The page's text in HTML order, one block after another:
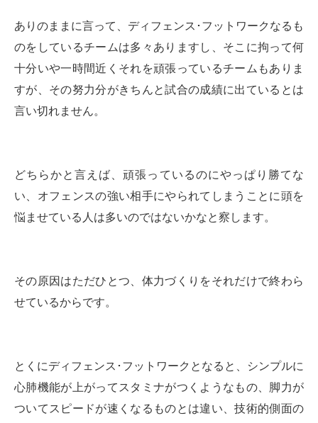
ありのままに言って、ディフェンス･フットワークなるも
のをしているチームは多々ありますし、そこに拘って何
十分いや一時間近くそれを頑張っているチームもありま
すが、その努力分がきちんと試合の成績に出ているとは
言い切れません。
どちらかと言えば、頑張っているのにやっぱり勝てな
い、オフェンスの強い相手にやられてしまうことに頭を
悩ませている人は多いのではないかなと察します。
その原因はただひとつ、体力づくりをそれだけで終わら
せているからです。
とくにディフェンス･フットワークとなると、シンプルに
心肺機能が上がってスタミナがつくようなもの、脚力が
ついてスピードが速くなるものとは違い、技術的側面の